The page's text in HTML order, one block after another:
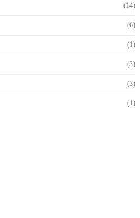
(14)
(6)
(1)
(3)
(3)
(1)